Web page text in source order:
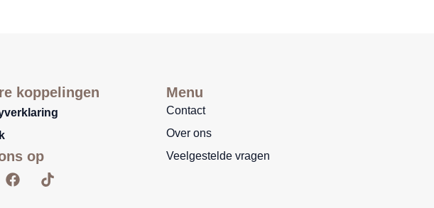
koppelingen
op
F
a
T
i
Menu
Contact
Over ons
Veelgestelde vragen